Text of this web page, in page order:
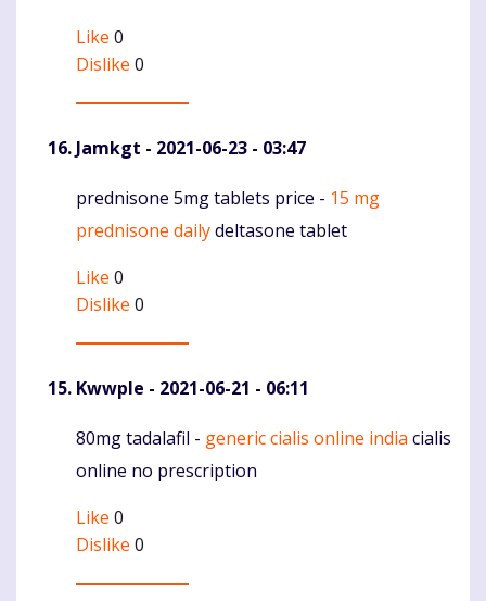
Like 0
Dislike 0
Jamkgt - 2021-06-23 - 03:47
Komentaras
prednisone 5mg tablets price - 15 mg
prednisone dailydeltasone tablet
Like 0
Dislike 0
Kwwple - 2021-06-21 - 06:11
Komentaras
80mg tadalafil - generic cialis online india cialis
online no prescription
Like 0
Dislike 0